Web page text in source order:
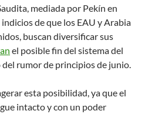
mediada por Pekín en
de que los EAU y Arabia
buscan diversificar sus
el posible fin del sistema del
del rumor de principios de junio.
esta posibilidad, ya que el
intacto y con un poder